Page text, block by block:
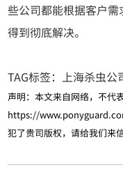
些公司都能根据客户
得到彻底解决。
TAG标签： 上海杀虫公
声明：本文来自网络，不代
https://
犯了贵司版权，请给我们来